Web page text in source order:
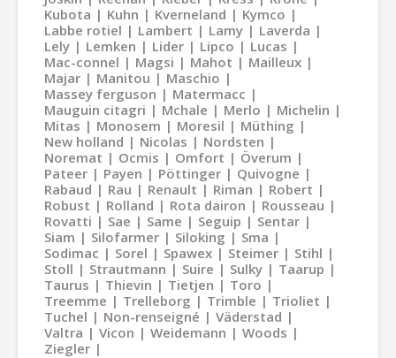
Kubota
Kuhn Kverneland
Kymco
Labbe rotiel
Lambert Lamy
Laverda
Lely
Lemken Lider Lipco
Lucas
Mac-connel
Magsi Mahot
Mailleux
Majar
Manitou
Maschio
Massey ferguson
Matermacc
Mauguin citagri
Mchale Merlo
Michelin
Mitas
Monosem Moresil
Müthing
New holland
Nicolas
Nordsten
Noremat
Ocmis Omfort
Överum
Pateer
Payen Pöttinger
Quivogne
Rabaud
Rau Renault Riman
Robert
Robust
Rolland Rota dairon
Rousseau
Rovatti
Sae Same Seguip
Sentar
Siam
Silofarmer Siloking
Sma
Sodimac
Sorel Spawex Steimer
Stihl
Stoll
Strautmann Suire Sulky
Taarup
Taurus
Thievin Tietjen
Toro
Treemme
Trelleborg Trimble
Trioliet
Tuchel
Non-renseigné
Väderstad
Valtra
Vicon Weidemann
Woods
Ziegler